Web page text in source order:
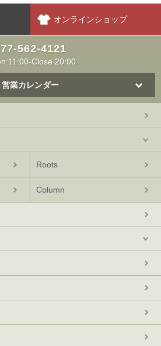
オンラインショップ
562-4121
Close 20:00
営業カレンダー
Roots
Column